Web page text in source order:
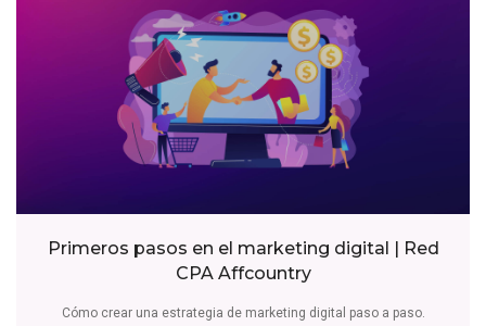
Primeros pasos en el marketing digital | Red
CPA Affcountry
Cómo crear una estrategia de marketing digital paso a paso.